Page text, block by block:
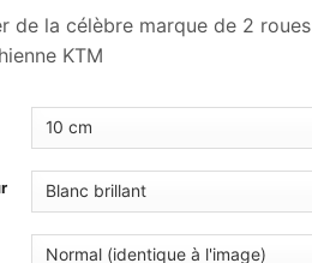
prix :
de la célèbre marque de 2 roues
KTM